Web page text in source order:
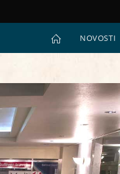
NOVOSTI